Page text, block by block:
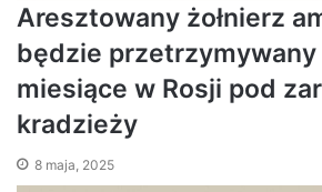
Aresztowany żołnierz
będzie
miesiące w Rosji pod
kradzieży
8 maja, 2025